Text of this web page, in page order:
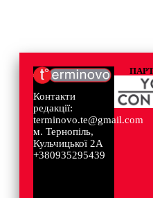
Контакти
редакції:
terminovo.te@gmail.com
м. Тернопіль,
Кульчицької 2А
+380935295439